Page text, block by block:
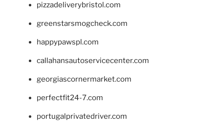
pizzadeliverybristol.com
greenstarsmogcheck.com
happypawspl.com
callahansautoservicecenter.com
georgiascornermarket.com
perfectfit24-7.com
portugalprivatedriver.com